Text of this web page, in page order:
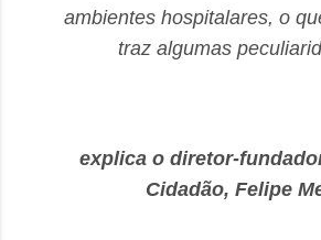
ambientes hospitalares, o
traz algumas
explica o diretor-
Cidadão, Felipe